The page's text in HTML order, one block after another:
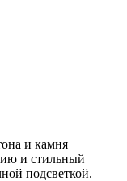
и камня
и стильный
подсветкой.